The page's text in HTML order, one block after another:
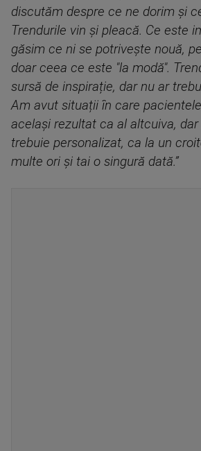
discutăm despre ce ne dorim și
Trendurile vin și pleacă. Ce este
găsim ce ni se potrivește nouă,
doar ceea ce este "la modă".
sursă de inspirație, dar nu ar
Am avut situații în care
același rezultat ca al altcuiva,
trebuie personalizat, ca la un
multe ori și tai o singură dată.”